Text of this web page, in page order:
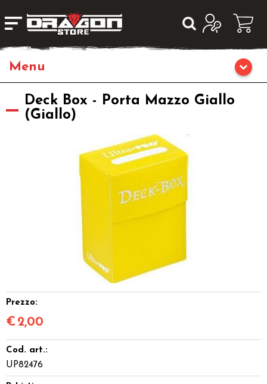
Home
Giochi di Carte Collezionabili
Giocattoli e Gadget
Deck Box - Porta Mazzo Giallo
(Giallo)
Prezzo:
€ 2,00
Cod. art.:
UP82476